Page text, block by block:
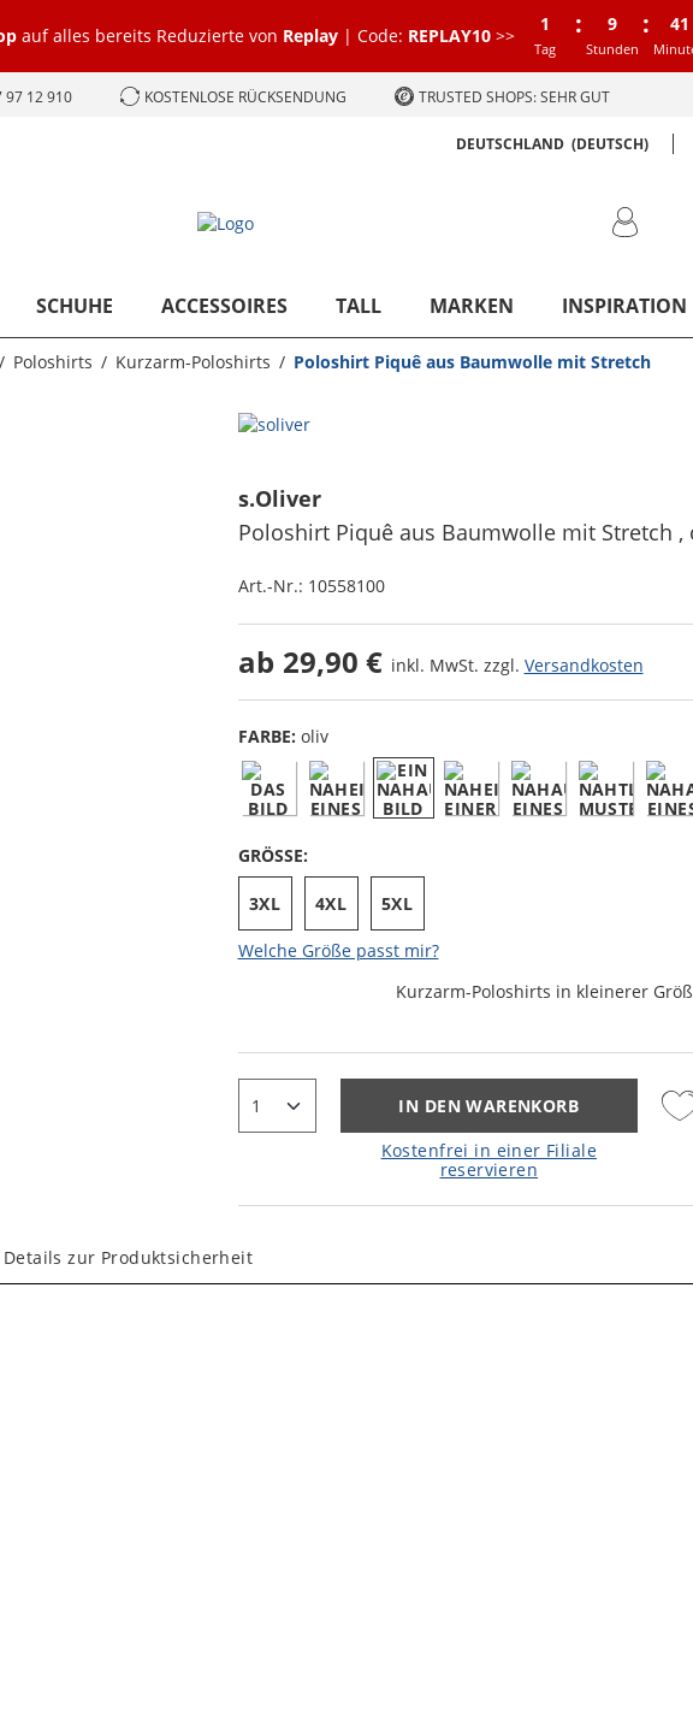
auf alles bereits Reduzierte von Replay | Code: REPLAY10 >>
1
Tag
: 9
Stunden
: 41
97 12 910 KOSTENLOSE RÜCKSENDUNG TRUSTED SHOPS: SEHR GUT
DEUTSCHLAND (DEUTSCH)
SCHUHE ACCESSOIRES TALL MARKEN INSPIRATION
Poloshirts Kurzarm-Poloshirts Poloshirt Piquê aus Baumwolle mit Stretch
s.Oliver
Poloshirt Piquê aus Baumwolle mit Stretch ,
Art.-Nr.: 10558100
ab 29,90 € inkl. MwSt. zzgl. Versandkosten
FARBE: oliv
GRÖSSE:
3XL 4XL 5XL
Welche Größe passt mir?
Kurzarm-Poloshirts in kleinerer
IN DEN WARENKORB
Kostenfrei in einer Filiale
reservieren
Details zur Produktsicherheit